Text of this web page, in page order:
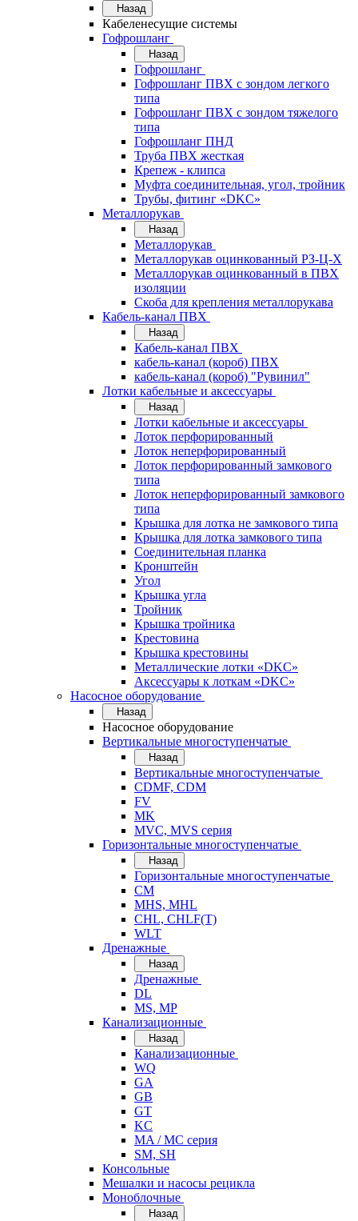
Назад
Кабеленесущие системы
Гофрошланг
Назад
Гофрошланг
Гофрошланг ПВХ с зондом легкого
типа
Гофрошланг ПВХ с зондом тяжелого
типа
Гофрошланг ПНД
Труба ПВХ жесткая
Крепеж - клипса
Муфта соединительная, угол, тройник
Трубы, фитинг «DKC»
Металлорукав
Назад
Металлорукав
Металлорукав оцинкованный РЗ-Ц-Х
Металлорукав оцинкованный в ПВХ
изоляции
Скоба для крепления металлорукава
Кабель-канал ПВХ
Назад
Кабель-канал ПВХ
кабель-канал (короб) ПВХ
кабель-канал (короб) "Рувинил"
Лотки кабельные и аксессуары
Назад
Лотки кабельные и аксессуары
Лоток перфорированный
Лоток неперфорированный
Лоток перфорированный замкового
типа
Лоток неперфорированный замкового
типа
Крышка для лотка не замкового типа
Крышка для лотка замкового типа
Соединительная планка
Кронштейн
Угол
Крышка угла
Тройник
Крышка тройника
Крестовина
Крышка крестовины
Металлические лотки «DKC»
Аксессуары к лоткам «DKC»
Насосное оборудование
Назад
Насосное оборудование
Вертикальные многоступенчатые
Назад
Вертикальные многоступенчатые
CDMF, CDM
FV
MK
MVC, MVS серия
Горизонтальные многоступенчатые
Назад
Горизонтальные многоступенчатые
CM
MHS, MHL
CHL, CHLF(T)
WLT
Дренажные
Назад
Дренажные
DL
MS, MP
Канализационные
Назад
Канализационные
WQ
GA
GB
GT
KC
MA / MC серия
SM, SH
Консольные
Мешалки и насосы рецикла
Моноблочные
Назад